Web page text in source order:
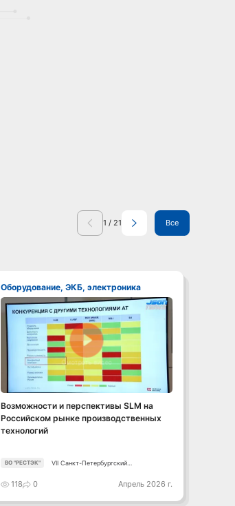
1 / 21 Все
Оборудование, ЭКБ, электроника
Смотреть видео
Возможности и перспективы SLM на
Российском рынке производственных
технологий
ВО "РЕСТЭК"
VII Санкт-Петербургский
118 0 Апрель 2026 г.